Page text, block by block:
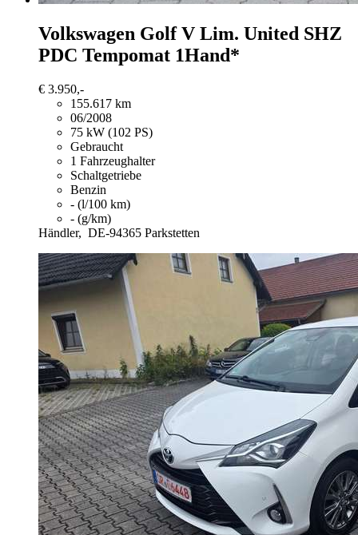
Volkswagen Golf V Lim. United SHZ
PDC Tempomat 1Hand*
€ 3.950,-
155.617 km
06/2008
75 kW (102 PS)
Gebraucht
1 Fahrzeughalter
Schaltgetriebe
Benzin
- (l/100 km)
- (g/km)
Händler, DE-94365 Parkstetten